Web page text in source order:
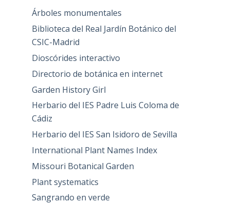
Árboles monumentales
Biblioteca del Real Jardín Botánico del
CSIC-Madrid
Dioscórides interactivo
Directorio de botánica en internet
Garden History Girl
Herbario del IES Padre Luis Coloma de
Cádiz
Herbario del IES San Isidoro de Sevilla
International Plant Names Index
Missouri Botanical Garden
Plant systematics
Sangrando en verde